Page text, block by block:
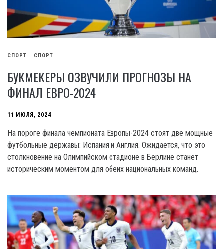
СПОРТ СПОРТ
БУКМЕКЕРЫ ОЗВУЧИЛИ ПРОГНОЗЫ НА
ФИНАЛ ЕВРО-2024
11 ИЮЛЯ, 2024
На пороге финала чемпионата Европы-2024 стоят две мощные
футбольные державы: Испания и Англия. Ожидается, что это
столкновение на Олимпийском стадионе в Берлине станет
историческим моментом для обеих национальных команд.